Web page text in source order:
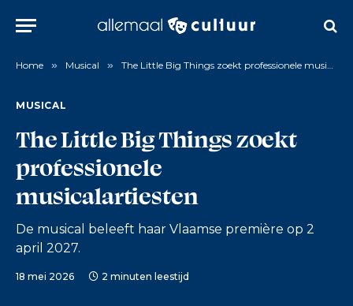
Home » Musical » The Little Big Things zoekt professionele musicalartiesten
MUSICAL
The Little Big Things zoekt
professionele
musicalartiesten
De musical beleeft haar Vlaamse première op 2
april 2027.
18 mei 2026 2 minuten leestijd